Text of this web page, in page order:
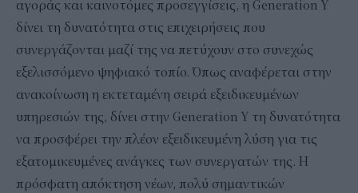
αγοράς και καινοτόμες προσεγγίσεις, η Generation Y
δίνει τη δυνατότητα στις επιχειρήσεις που
συνεργάζονται μαζί της να πετύχουν στο συνεχώς
εξελισσόμενο ψηφιακό τοπίο. Όπως αναφέρεται στην
ανακοίνωση η εκτεταμένη σειρά εξειδικευμένων
υπηρεσιών της, δίνει στην Generation Y τη δυνατότητα
να προσφέρει την πλέον εξειδικευμένη λύση για τις
εξατομικευμένες ανάγκες των συνεργατών της. Η
πρόσφατη απόκτηση νέων, πολύ σημαντικών